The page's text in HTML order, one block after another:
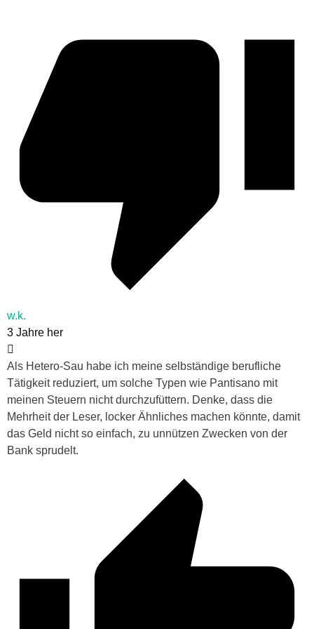
w.k.
3 Jahre her
Als Hetero-Sau habe ich meine selbständige berufliche
Tätigkeit reduziert, um solche Typen wie Pantisano mit
meinen Steuern nicht durchzufüttern. Denke, dass die
Mehrheit der Leser, locker Ähnliches machen könnte, damit
das Geld nicht so einfach, zu unnützen Zwecken von der
Bank sprudelt.